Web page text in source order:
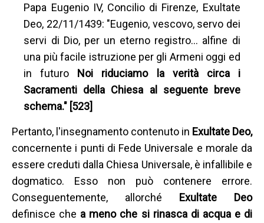
Papa Eugenio IV, Concilio di Firenze, Exultate
Deo, 22/11/1439: "Eugenio, vescovo, servo dei
servi di Dio, per un eterno registro… alfine di
una più facile istruzione per gli Armeni oggi ed
in futuro Noi riduciamo la verità circa i
Sacramenti della Chiesa al seguente breve
schema." [523]
Pertanto, l'insegnamento contenuto in Exultate Deo,
concernente i punti di Fede Universale e morale da
essere creduti dalla Chiesa Universale, è infallibile e
dogmatico. Esso non può contenere errore.
Conseguentemente, allorché Exultate Deo
definisce che a meno che si rinasca di acqua e di